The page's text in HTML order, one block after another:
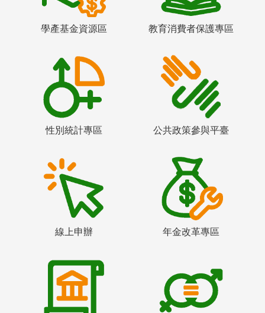
學產基金資源區 教育消費者保護專區
性別統計專區 公共政策參與平臺
線上申辦 年金改革專區